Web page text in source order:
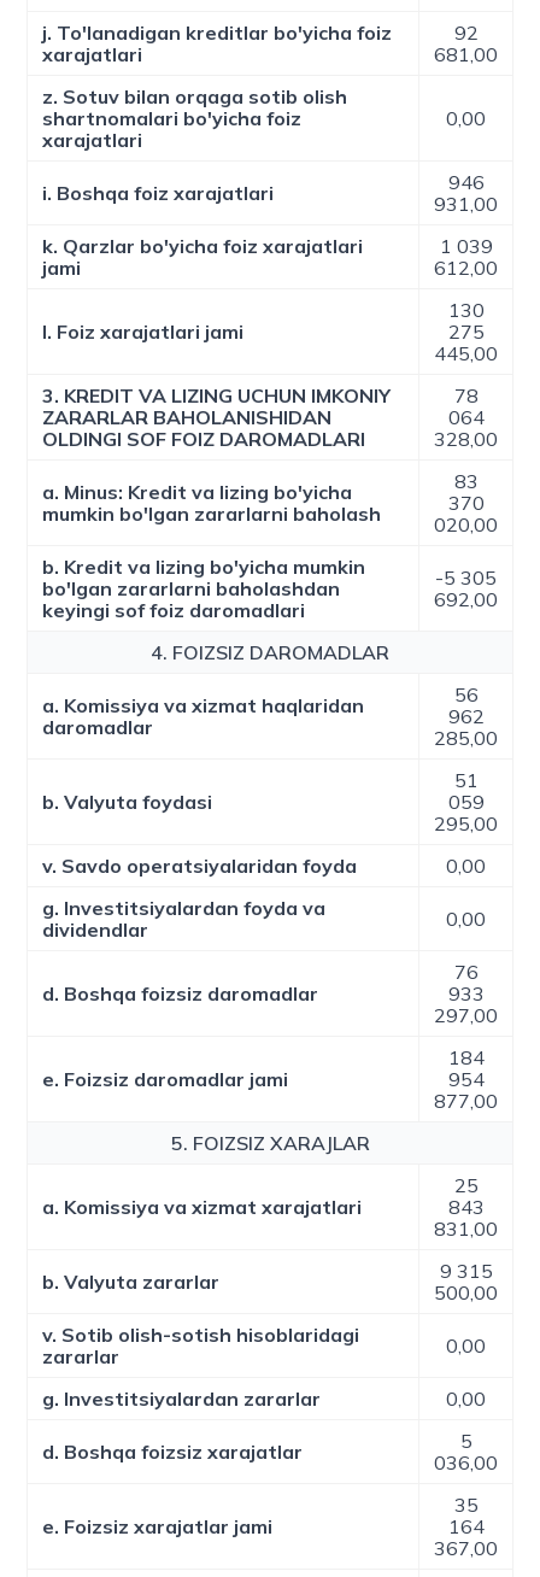
j. To'lanadigan kreditlar bo'yicha foiz
xarajatlari
92
681,00
z. Sotuv bilan orqaga sotib olish
shartnomalari bo'yicha foiz
xarajatlari
0,00
i. Boshqa foiz xarajatlari
946
931,00
k. Qarzlar bo'yicha foiz xarajatlari
jami
1 039
612,00
l. Foiz xarajatlari jami
130
275
445,00
3. KREDIT VA LIZING UCHUN IMKONIY
ZARARLAR BAHOLANISHIDAN
OLDINGI SOF FOIZ DAROMADLARI
78
064
328,00
a. Minus: Kredit va lizing bo'yicha
mumkin bo'lgan zararlarni baholash
83
370
020,00
b. Kredit va lizing bo'yicha mumkin
bo'lgan zararlarni baholashdan
keyingi sof foiz daromadlari
-5 305
692,00
4. FOIZSIZ DAROMADLAR
a. Komissiya va xizmat haqlaridan
daromadlar
56
962
285,00
b. Valyuta foydasi
51
059
295,00
v. Savdo operatsiyalaridan foyda
0,00
g. Investitsiyalardan foyda va
dividendlar
0,00
d. Boshqa foizsiz daromadlar
76
933
297,00
e. Foizsiz daromadlar jami
184
954
877,00
5. FOIZSIZ XARAJLAR
a. Komissiya va xizmat xarajatlari
25
843
831,00
b. Valyuta zararlar
9 315
500,00
v. Sotib olish-sotish hisoblaridagi
zararlar
0,00
g. Investitsiyalardan zararlar 0,00
d. Boshqa foizsiz xarajatlar
5
036,00
e. Foizsiz xarajatlar jami
35
164
367,00